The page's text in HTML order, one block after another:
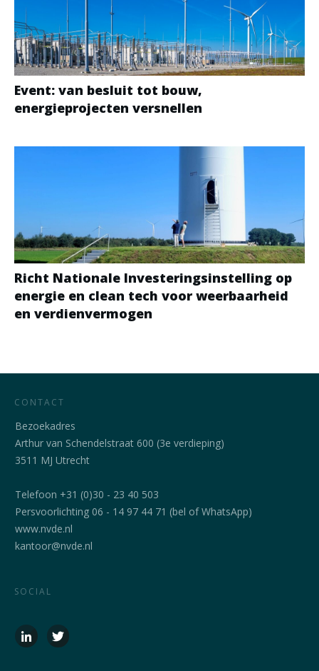
Event: van besluit tot bouw,
energieprojecten versnellen
Richt Nationale Investeringsinstelling op
energie en clean tech voor weerbaarheid
en verdienvermogen
CONTACT
Bezoekadres
Arthur van Schendelstraat 600 (3e verdieping)
3511 MJ Utrecht
Telefoon +31 (0)30 - 23 40 503
Persvoorlichting 06 - 14 97 44 71 (bel of WhatsApp)
www.nvde.nl
kantoor@nvde.nl
SOCIAL